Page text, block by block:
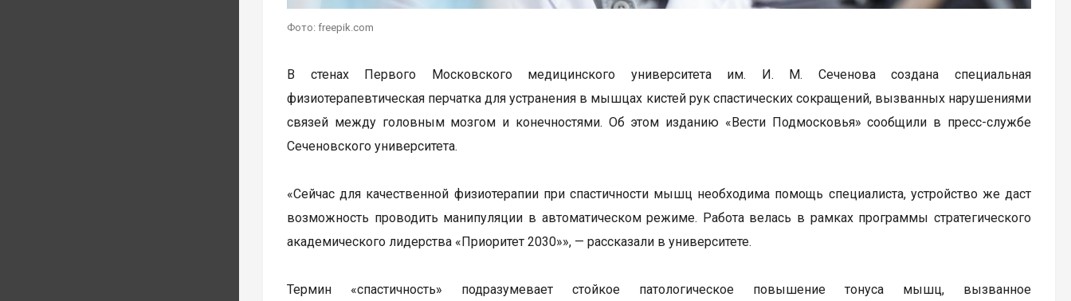
Фото: freepik.com
В стенах Первого Московского медицинского университета им. И. М. Сеченова создана специальная
физиотерапевтическая перчатка для устранения в мышцах кистей рук спастических сокращений, вызванных нарушениями
связей между головным мозгом и конечностями. Об этом изданию «Вести Подмосковья» сообщили в пресс-службе
Сеченовского университета.
«Сейчас для качественной физиотерапии при спастичности мышц необходима помощь специалиста, устройство же даст
возможность проводить манипуляции в автоматическом режиме. Работа велась в рамках программы стратегического
академического лидерства «Приоритет 2030»», — рассказали в университете.
Термин «спастичность» подразумевает стойкое патологическое повышение тонуса мышц, вызванное